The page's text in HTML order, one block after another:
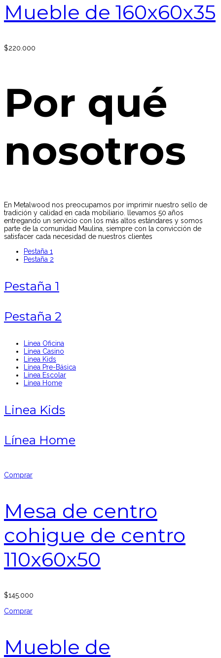
Mueble de 160x60x35
$220.000
Por qué
nosotros
En Metalwood nos preocupamos por imprimir nuestro sello de
tradición y calidad en cada mobiliario. llevamos 50 años
entregando un servicio con los más altos estándares y somos
parte de la comunidad Maulina, siempre con la convicción de
satisfacer cada necesidad de nuestros clientes
Pestaña 1
Pestaña 2
Pestaña 1
Pestaña 2
Línea Oficina
Línea Casino
Linea Kids
Línea Pre-Básica
Línea Escolar
Línea Home
Linea Kids
Línea Home
Comprar
Mesa de centro
cohigue de centro
110x60x50
$145.000
Comprar
Mueble de